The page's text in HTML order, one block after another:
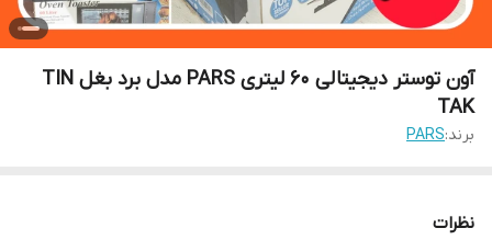
آون توستر دیجیتالی 60 لیتری PARS مدل برد بغل TIN
TAK
برند:PARS
نظرات